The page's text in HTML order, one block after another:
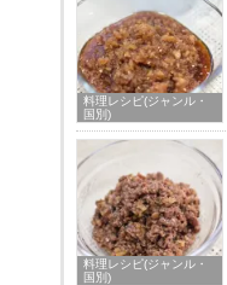
料理レシピ(ジャンル・
国別)
料理レシピ(ジャンル・
国別)